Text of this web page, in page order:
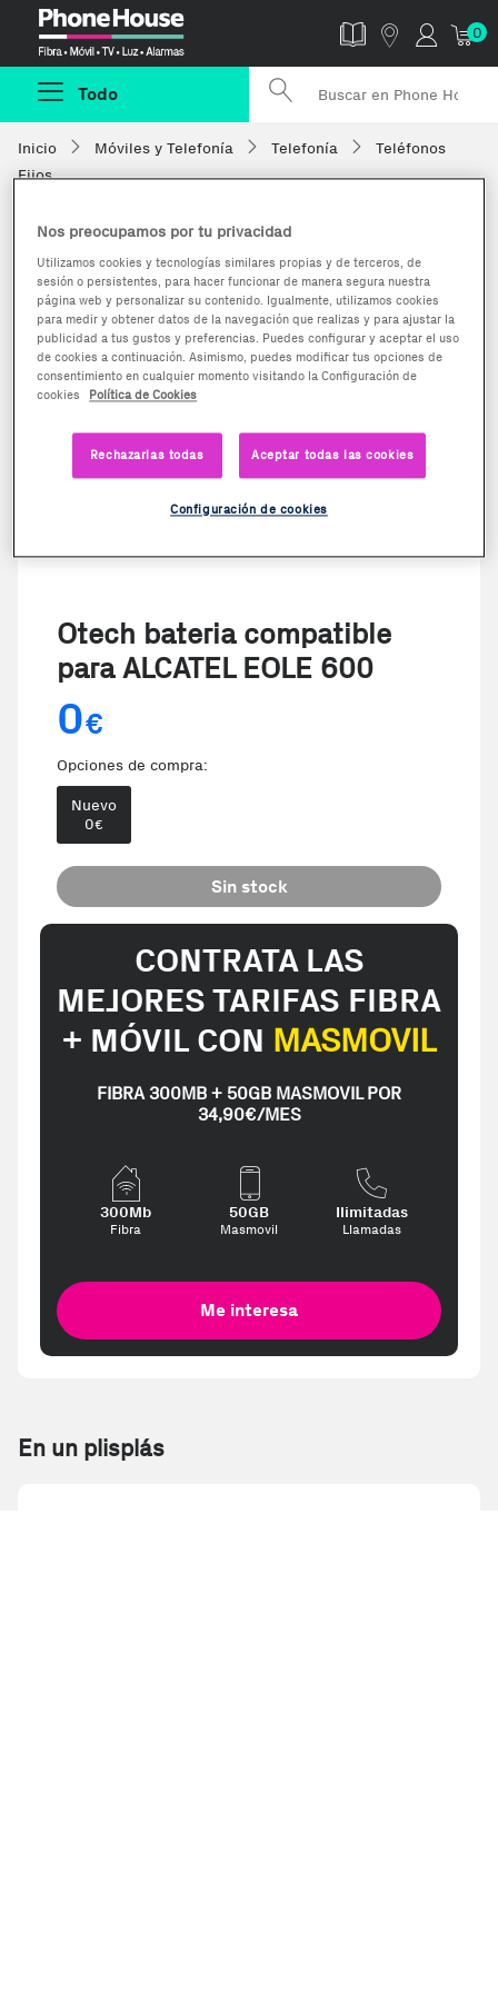
0
Todo
Inicio Móviles y Telefonía Telefonía
Teléfonos
Fijos
Otech bateria compatible
para ALCATEL EOLE 600
0€
Opciones de compra:
Nuevo
0€
Sin stock
CONTRATA LAS
MEJORES TARIFAS FIBRA
+ MÓVIL CON MASMOVIL
FIBRA 300MB + 50GB MASMOVIL POR
34,90€/MES
300Mb
Fibra
50GB
Masmovil
Ilimitadas
Llamadas
Me interesa
En un plisplás
Nos preocupamos por tu privacidad
Utilizamos cookies y tecnologías similares propias y de terceros, de
sesión o persistentes, para hacer funcionar de manera segura nuestra
página web y personalizar su contenido. Igualmente, utilizamos cookies
para medir y obtener datos de la navegación que realizas y para ajustar la
publicidad a tus gustos y preferencias. Puedes configurar y aceptar el uso
de cookies a continuación. Asimismo, puedes modificar tus opciones de
consentimiento en cualquier momento visitando la Configuración de
cookies
Política de Cookies
Rechazarlas todas Aceptar todas las cookies
Configuración de cookies